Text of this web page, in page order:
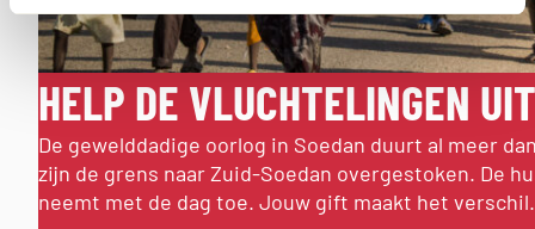
HELP DE VLUCHTELINGEN
De gewelddadige oorlog in Soedan duurt al meer
zijn de grens naar Zuid-Soedan overgestoken. De
neemt met de dag toe. Jouw gift maakt het verschil.